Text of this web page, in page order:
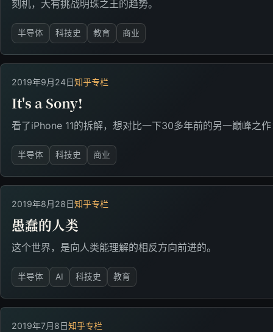
刻机，大有挑战明珠之王的趋势。
半导体 科技史 教育 商业
2019年9月24日知乎专栏
It's a Sony!
看了iPhone 11的拆解，想对比一下30多年前的另一巅峰之
半导体 科技史 商业
2019年8月28日知乎专栏
愚蠢的人类
这个世界，是向人类能理解的相反方向前进的。
半导体 AI 科技史 教育
2019年7月8日知乎专栏